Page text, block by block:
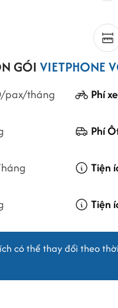
GÓI VIETPHONE
pax/tháng Phí
Phí
Tiện
Tiện
có thể thay đổi theo